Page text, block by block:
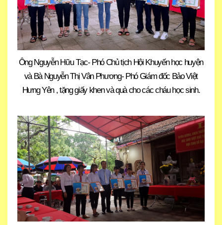
Ông Nguyễn Hữu Tạc- Phó Chủ tịch Hội Khuyến học huyện
và Bà Nguyễn Thị Vân Phương- Phó Giám đốc Bảo Việt
Hưng Yên , tặng giấy khen và quà cho các cháu học sinh.